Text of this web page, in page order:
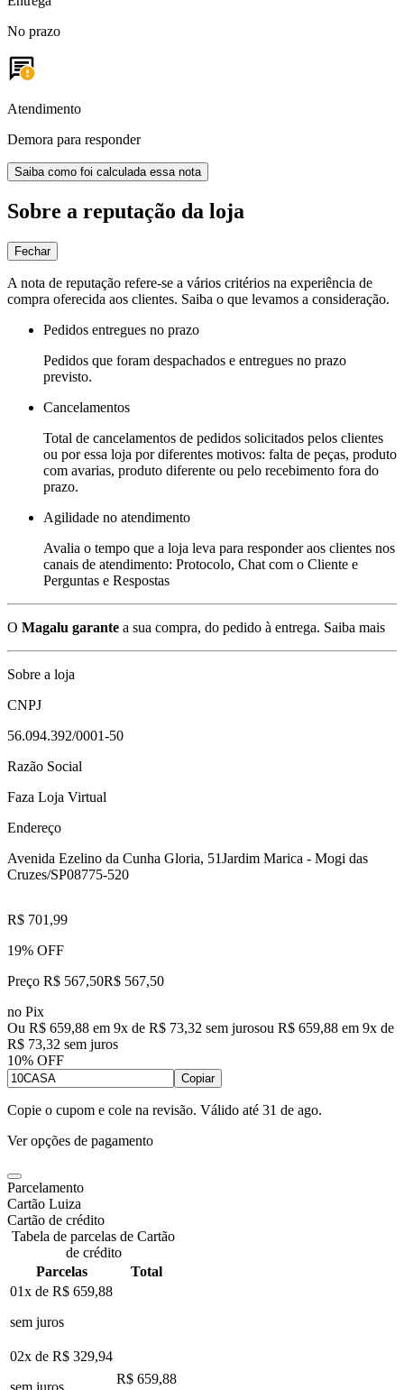
No prazo
Atendimento
Demora para responder
Saiba como foi calculada essa nota
Sobre a reputação da loja
Fechar
A nota de reputação refere-se a vários critérios na experiência de
compra oferecida aos clientes. Saiba o que levamos a consideração.
Pedidos entregues no prazo
Pedidos que foram despachados e entregues no prazo
previsto.
Cancelamentos
Total de cancelamentos de pedidos solicitados pelos clientes
ou por essa loja por diferentes motivos: falta de peças, produto
com avarias, produto diferente ou pelo recebimento fora do
prazo.
Agilidade no atendimento
Avalia o tempo que a loja leva para responder aos clientes nos
canais de atendimento: Protocolo, Chat com o Cliente e
Perguntas e Respostas
O Magalu garante a sua compra, do pedido à entrega. Saiba mais
Sobre a loja
CNPJ
56.094.392/0001-50
Razão Social
Faza Loja Virtual
Endereço
Avenida Ezelino da Cunha Gloria, 51Jardim Marica - Mogi das
Cruzes/SP08775-520
R$ 701,99
19% OFF
Preço R$ 567,50R$ 567,50
no Pix
Ou R$ 659,88 em 9x de R$ 73,32 sem jurosou R$ 659,88 em 9x de
R$ 73,32 sem juros
10% OFF
Copiar
Copie o cupom e cole na revisão. Válido até 31 de ago.
Ver opções de pagamento
Parcelamento
Cartão Luiza
Cartão de crédito
Tabela de parcelas de Cartão
de crédito
Parcelas
Total
01x de R$ 659,88
sem juros
02x de R$ 329,94
sem juros
R$ 659,88